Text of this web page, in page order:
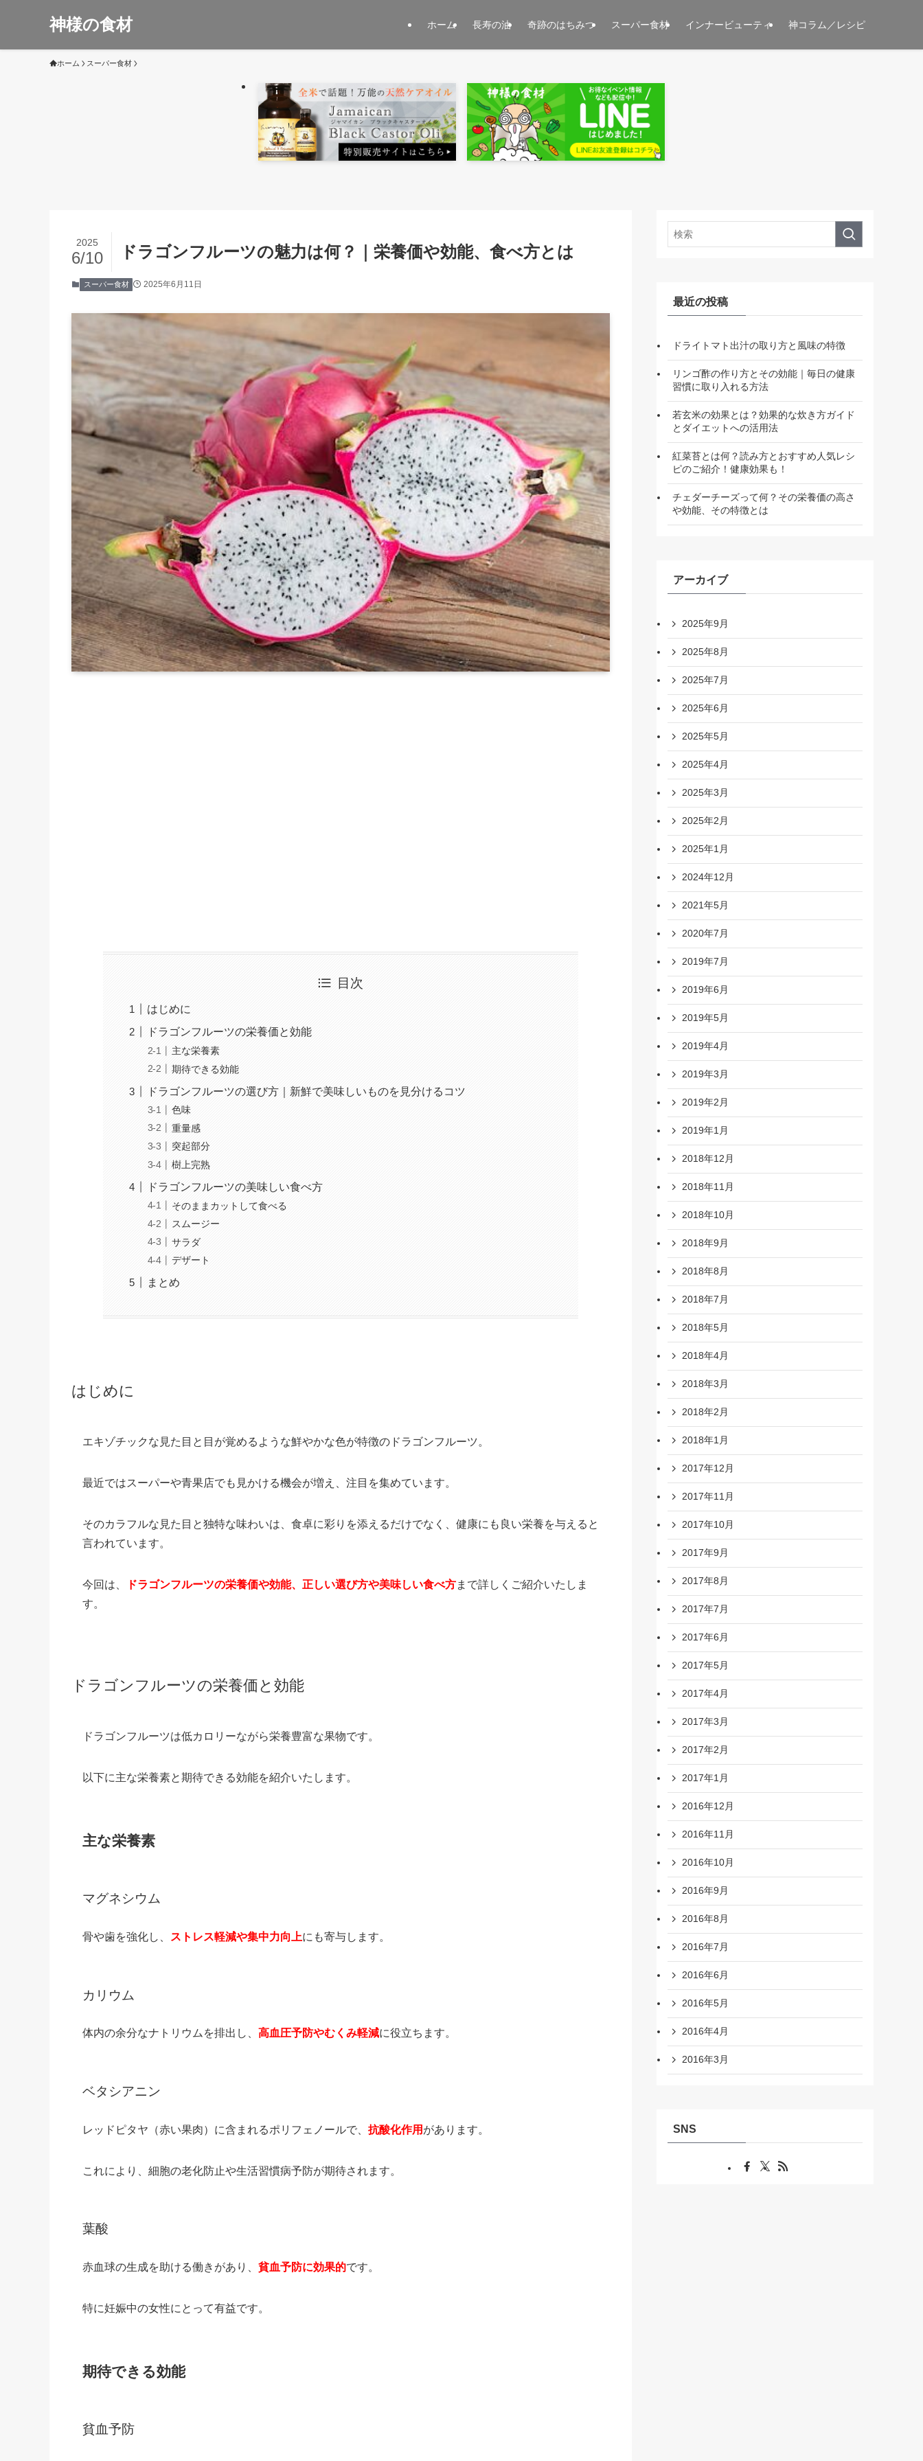
神様の食材 ホーム 長寿の油 奇跡のはちみつ スーパー食材 インナービューティ 神コラム／レシピ
ホーム スーパー食材
ドラゴンフルーツの魅力は何？｜栄養価や効能、食べ方とは
2025
6/10
スーパー食材 2025年6月11日
目次
はじめに
ドラゴンフルーツの栄養価と効能
主な栄養素
期待できる効能
ドラゴンフルーツの選び方｜新鮮で美味しいものを見分けるコツ
色味
重量感
突起部分
樹上完熟
ドラゴンフルーツの美味しい食べ方
そのままカットして食べる
スムージー
サラダ
デザート
まとめ
はじめに
エキゾチックな見た目と目が覚めるような鮮やかな色が特徴のドラゴンフルーツ。
最近ではスーパーや青果店でも見かける機会が増え、注目を集めています。
そのカラフルな見た目と独特な味わいは、食卓に彩りを添えるだけでなく、健康にも良い栄養を与えると
言われています。
今回は、 ドラゴンフルーツの栄養価や効能、正しい選び方や美味しい食べ方まで詳しくご紹介いたしま
す。
ドラゴンフルーツの栄養価と効能
ドラゴンフルーツは低カロリーながら栄養豊富な果物です。
以下に主な栄養素と期待できる効能を紹介いたします。
主な栄養素
マグネシウム
骨や歯を強化し、 ストレス軽減や集中力向上にも寄与します。
カリウム
体内の余分なナトリウムを排出し、 高血圧予防やむくみ軽減に役立ちます。
ベタシアニン
レッドピタヤ（赤い果肉）に含まれるポリフェノールで、 抗酸化作用 があります。
これにより、細胞の老化防止や生活習慣病予防が期待されます。
葉酸
赤血球の生成を助ける働きがあり、 貧血予防に効果的です。
特に妊娠中の女性にとって有益です。
期待できる効能
貧血予防
最近の投稿
ドライトマト出汁の取り方と風味の特徴
リンゴ酢の作り方とその効能｜毎日の健康
習慣に取り入れる方法
若玄米の効果とは？効果的な炊き方ガイド
とダイエットへの活用法
紅菜苔とは何？読み方とおすすめ人気レシ
ピのご紹介！健康効果も！
チェダーチーズって何？その栄養価の高さ
や効能、その特徴とは
アーカイブ
2025年9月
2025年8月
2025年7月
2025年6月
2025年5月
2025年4月
2025年3月
2025年2月
2025年1月
2024年12月
2021年5月
2020年7月
2019年7月
2019年6月
2019年5月
2019年4月
2019年3月
2019年2月
2019年1月
2018年12月
2018年11月
2018年10月
2018年9月
2018年8月
2018年7月
2018年5月
2018年4月
2018年3月
2018年2月
2018年1月
2017年12月
2017年11月
2017年10月
2017年9月
2017年8月
2017年7月
2017年6月
2017年5月
2017年4月
2017年3月
2017年2月
2017年1月
2016年12月
2016年11月
2016年10月
2016年9月
2016年8月
2016年7月
2016年6月
2016年5月
2016年4月
2016年3月
SNS